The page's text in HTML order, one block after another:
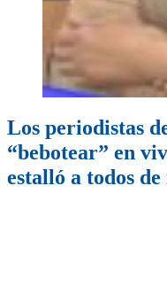
Los periodistas
“bebotear” en
estalló a todos de